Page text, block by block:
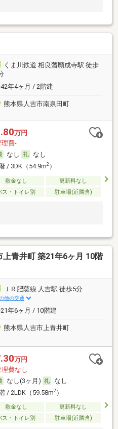
くま川鉄道 相良藩願成寺駅 徒歩
年4ヶ月 / 2階建
熊本県人吉市南泉田町
万円
理費-
なし
なし
/ 3DK（54.9m2）
敷金なし
更新料なし
ス・トイレ別 駐車場(近隣含)
上青井町 築21年6ヶ月 10階
ＪＲ肥薩線 人吉駅 徒歩5分
他の交通
年6ヶ月 / 10階建
熊本県人吉市上青井町
万円
理費なし
なし(3ヶ月)
なし
/ 2LDK（59.58m2）
敷金なし
更新料なし
ス・トイレ別 駐車場(近隣含)